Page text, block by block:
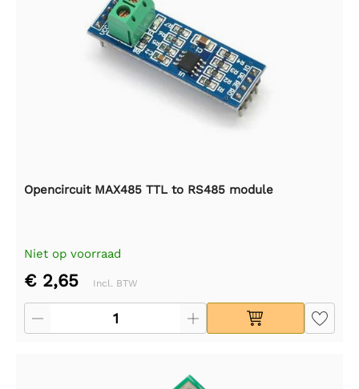
Opencircuit MAX485 TTL to RS485 module
Niet op voorraad
€ 2,65 Incl. BTW